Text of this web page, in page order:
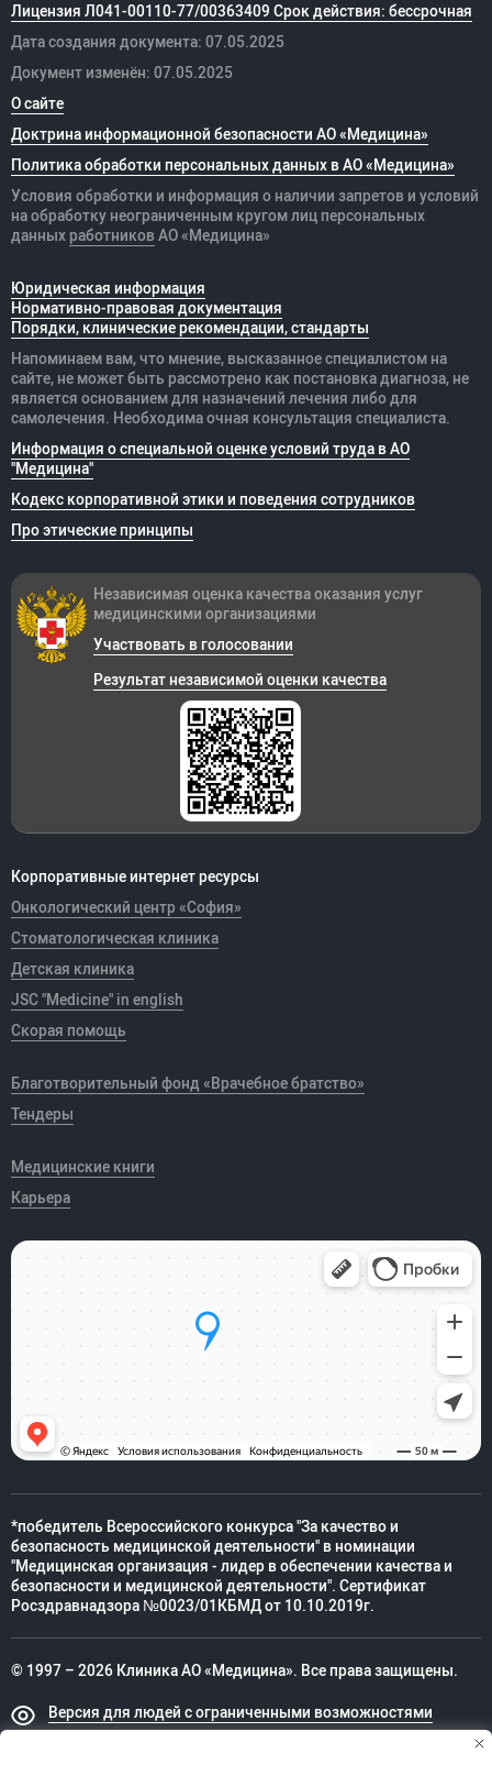
Лицензия Л041-00110-77/00363409 Срок действия: бессрочная
Дата создания документа: 07.05.2025
Документ изменён: 07.05.2025
О сайте
Доктрина информационной безопасности АО «Медицина»
Политика обработки персональных данных в АО «Медицина»
Условия обработки и информация о наличии запретов и условий
на обработку неограниченным кругом лиц персональных
данных работников АО «Медицина»
Юридическая информация
Нормативно-правовая документация
Порядки, клинические рекомендации, стандарты
Напоминаем вам, что мнение, высказанное специалистом на
сайте, не может быть рассмотрено как постановка диагноза, не
является основанием для назначений лечения либо для
самолечения. Необходима очная консультация специалиста.
Информация о специальной оценке условий труда в АО
"Медицина"
Кодекс корпоративной этики и поведения сотрудников
Про этические принципы
Корпоративные интернет ресурсы
Онкологический центр «София»
Стоматологическая клиника
Детская клиника
JSC "Medicine" in english
Скорая помощь
Благотворительный фонд «Врачебное братство»
Тендеры
Медицинские книги
Карьера
Независимая оценка качества оказания услуг
медицинскими организациями
Участвовать в голосовании
Результат независимой оценки качества
*победитель Всероссийского конкурса "За качество и
безопасность медицинской деятельности" в номинации
"Медицинская организация - лидер в обеспечении качества и
безопасности и медицинской деятельности". Сертификат
Росздравнадзора №0023/01КБМД от 10.10.2019г.
© 1997 – 2026 Клиника АО «Медицина». Все права защищены.
Версия для людей с ограниченными возможностями